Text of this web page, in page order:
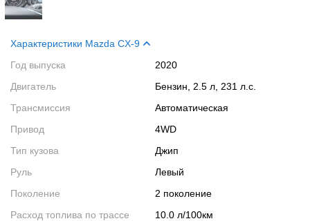
Характеристики Mazda CX-9
Год выпуска
2020
Двигатель
Бензин, 2.5 л, 231 л.с.
Трансмиссия
Автоматическая
Привод
4WD
Тип кузова
Джип
Руль
Левый
Поколение
2 поколение
Расход топлива по трассе
10.0 л/100км